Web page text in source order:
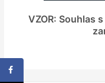
VZOR: Souhlas